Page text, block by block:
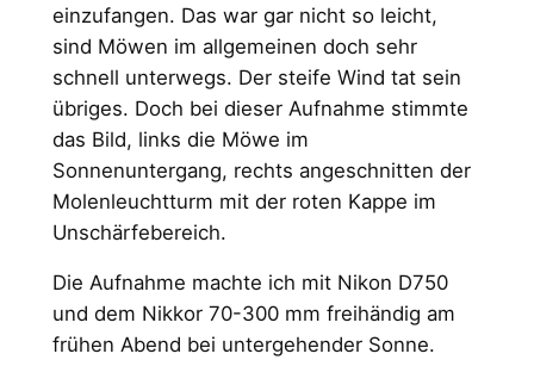
einzufangen. Das war gar nicht so leicht,
sind Möwen im allgemeinen doch sehr
schnell unterwegs. Der steife Wind tat sein
übriges. Doch bei dieser Aufnahme stimmte
das Bild, links die Möwe im
Sonnenuntergang, rechts angeschnitten der
Molenleuchtturm mit der roten Kappe im
Unschärfebereich.
Die Aufnahme machte ich mit Nikon D750
und dem Nikkor 70-300 mm freihändig am
frühen Abend bei untergehender Sonne.